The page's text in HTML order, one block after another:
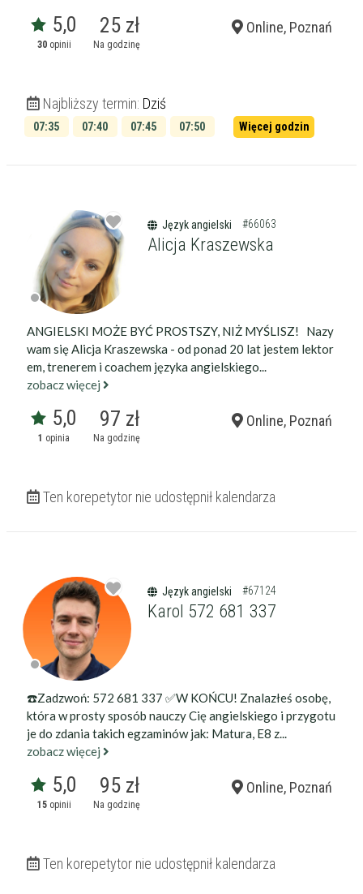
Filtry
5,0
30opinii
25 zł
Na godzinę
Online, Poznań
Najbliższy termin: Dziś
07:35 07:40 07:45
07:50
Więcej godzin
Język angielski #66063
Alicja Kraszewska
ANGIELSKI MOŻE BYĆ PROSTSZY, NIŻ MYŚLISZ! Nazy
wam się Alicja Kraszewska - od ponad 20 lat jestem lektor
em, trenerem i coachem języka angielskiego...
zobacz więcej
5,0
1 opinia
97 zł
Na godzinę
Online, Poznań
Ten korepetytor nie udostępnił kalendarza
Język angielski #67124
Karol 572 681 337
☎️Zadzwoń: 572 681 337 ✅W KOŃCU! Znalazłeś osobę,
która w prosty sposób nauczy Cię angielskiego i przygotu
je do zdania takich egzaminów jak: Matura, E8 z...
zobacz więcej
5,0
15opinii
95 zł
Na godzinę
Online, Poznań
Ten korepetytor nie udostępnił kalendarza